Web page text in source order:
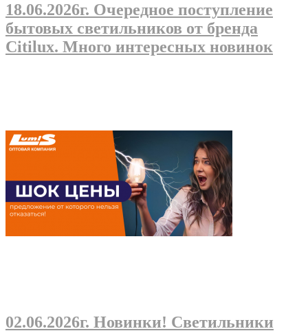
18.06.2026г. Очередное поступление
бытовых светильников от бренда
Citilux. Много интересных новинок
02.06.2026г. Новинки! Светильники